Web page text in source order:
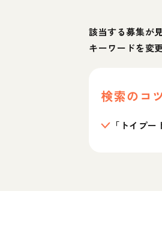
該当する募集が
キーワードを変
検索のコ
「トイプ